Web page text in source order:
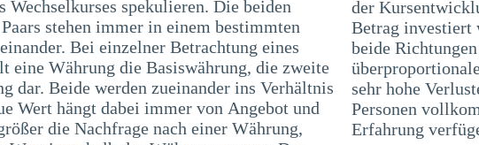
Wechselkurses spekulieren. Die beiden
stehen immer in einem bestimmten
Bei einzelner Betrachtung eines
eine Währung die Basiswährung, die zweite
dar. Beide werden zueinander ins Verhältnis
Wert hängt dabei immer von Angebot und
die Nachfrage nach einer Währung,
der
Betrag investiert
beide
sehr hohe
Personen
Erfahrung